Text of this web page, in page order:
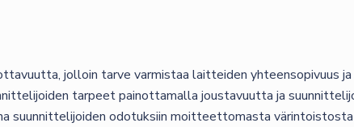
C
PD65W
määrä
jolloin tarve varmistaa laitteiden yhteensopivuus
tarpeet painottamalla joustavuutta ja
suunnittelijoiden odotuksiin moitteettomasta